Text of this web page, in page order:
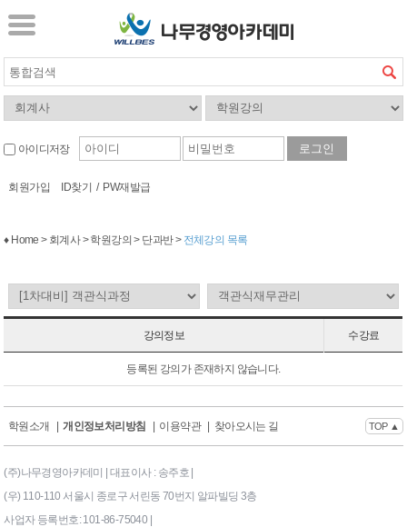
아이디저장
회원가입 ID찾기 / PW재발급
♦ Home > 회계사 > 학원강의 > 단과반 > 전체강의 목록
강의정보 수강료
등록된 강의가 존재하지 않습니다.
학원소개 개인정보처리방침 이용약관 찾아오시는 길 TOP ▲
(주)나무경영아카데미 | 대표이사 : 송주호 |
(우) 110-110 서울시 종로구 서린동 70번지 알파빌딩 3층
사업자 등록번호: 101-86-75040 |